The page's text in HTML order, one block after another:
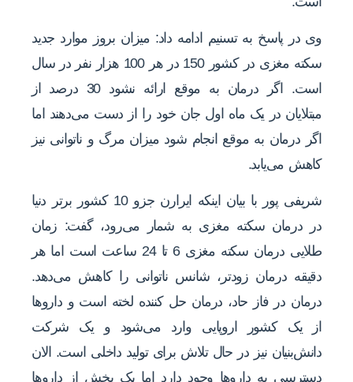
وی در پاسخ به تسنیم ادامه داد: میزان بروز موارد جدید
سکته مغزی در کشور 150 در هر 100 هزار نفر در سال
است. اگر درمان به موقع ارائه نشود 30 درصد از
مبتلایان در یک ماه اول جان خود را از دست می‌دهند اما
اگر درمان به موقع انجام شود میزان مرگ و ناتوانی نیز
کاهش می‌یابد.
شریفی پور با بیان اینکه ایرارن جزو 10 کشور برتر دنیا
در درمان سکته مغزی به شمار می‌رود، گفت: زمان
طلایی درمان سکته مغزی 6 تا 24 ساعت است اما هر
دقیقه درمان زودتر، شانس ناتوانی‌ را کاهش می‌دهد.
درمان در فاز حاد، درمان حل کننده لخته است و داروها
از یک کشور اروپایی وارد می‌شود و یک شرکت
دانش‌بنیان نیز در حال تلاش برای تولید داخلی است. الان
دسترسی به داروها وجود دارد اما یک بخش از داروها